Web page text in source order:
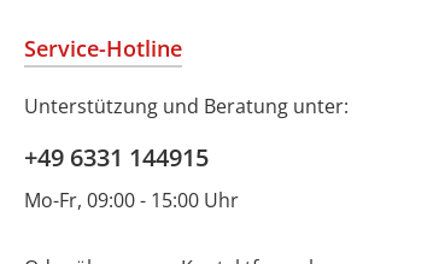
Service-Hotline
Unterstützung und Beratung unter:
+49 6331 144915
Mo-Fr, 09:00 - 15:00 Uhr